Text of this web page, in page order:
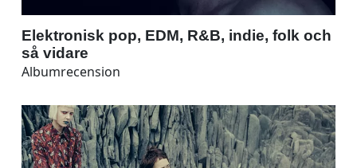
Elektronisk pop, EDM, R&B, indie, folk och
så vidare
Albumrecension